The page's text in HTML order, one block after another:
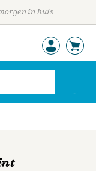
in huis